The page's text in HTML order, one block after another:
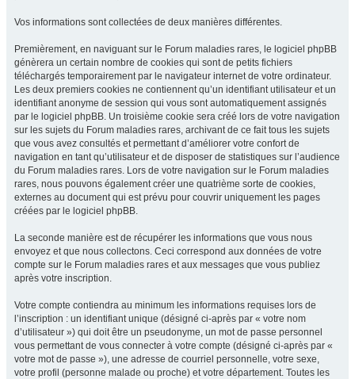
Vos informations sont collectées de deux manières différentes.
Premièrement, en naviguant sur le Forum maladies rares, le logiciel phpBB
génèrera un certain nombre de cookies qui sont de petits fichiers
téléchargés temporairement par le navigateur internet de votre ordinateur.
Les deux premiers cookies ne contiennent qu’un identifiant utilisateur et un
identifiant anonyme de session qui vous sont automatiquement assignés
par le logiciel phpBB. Un troisième cookie sera créé lors de votre navigation
sur les sujets du Forum maladies rares, archivant de ce fait tous les sujets
que vous avez consultés et permettant d’améliorer votre confort de
navigation en tant qu’utilisateur et de disposer de statistiques sur l’audience
du Forum maladies rares. Lors de votre navigation sur le Forum maladies
rares, nous pouvons également créer une quatrième sorte de cookies,
externes au document qui est prévu pour couvrir uniquement les pages
créées par le logiciel phpBB.
La seconde manière est de récupérer les informations que vous nous
envoyez et que nous collectons. Ceci correspond aux données de votre
compte sur le Forum maladies rares et aux messages que vous publiez
après votre inscription.
Votre compte contiendra au minimum les informations requises lors de
l’inscription : un identifiant unique (désigné ci-après par « votre nom
d’utilisateur ») qui doit être un pseudonyme, un mot de passe personnel
vous permettant de vous connecter à votre compte (désigné ci-après par «
votre mot de passe »), une adresse de courriel personnelle, votre sexe,
votre profil (personne malade ou proche) et votre département. Toutes les